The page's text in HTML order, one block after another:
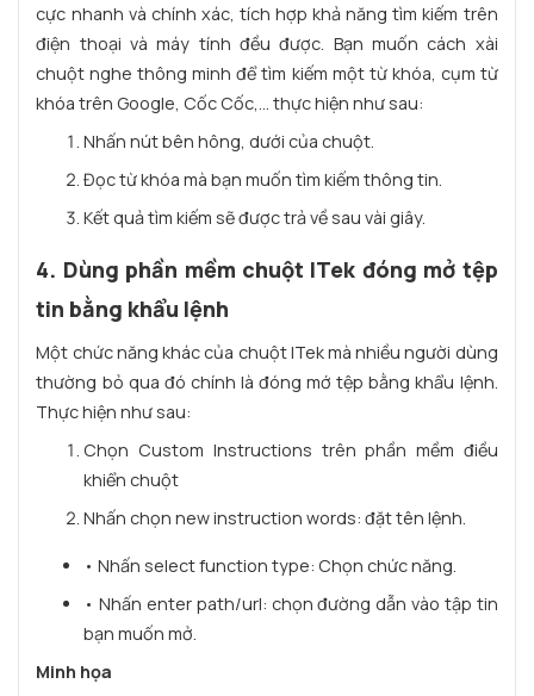
cực nhanh và chính xác, tích hợp khả năng tìm kiếm trên
điện thoại và máy tính đều được. Bạn muốn cách xài
chuột nghe thông minh để tìm kiếm một từ khóa, cụm từ
khóa trên Google, Cốc Cốc,... thực hiện như sau:
Nhấn nút bên hông, dưới của chuột.
Đọc từ khóa mà bạn muốn tìm kiếm thông tin.
Kết quả tìm kiếm sẽ được trả về sau vài giây.
4. Dùng phần mềm chuột ITek đóng mở tệp
tin bằng khẩu lệnh
Một chức năng khác của chuột ITek mà nhiều người dùng
thường bỏ qua đó chính là đóng mớ tệp bằng khẩu lệnh.
Thực hiện như sau:
Chọn Custom Instructions trên phần mềm điều
khiển chuột
Nhấn chọn new instruction words: đặt tên lệnh.
•Nhấn select function type: Chọn chức năng.
•Nhấn enter path/url: chọn đường dẫn vào tập tin
bạn muốn mở.
Minh họa